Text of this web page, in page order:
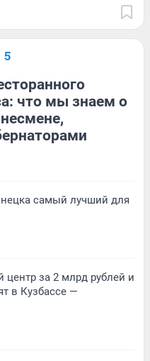
что мы знаем о
самый лучший для
центр за 2 млрд рублей и
в Кузбассе —